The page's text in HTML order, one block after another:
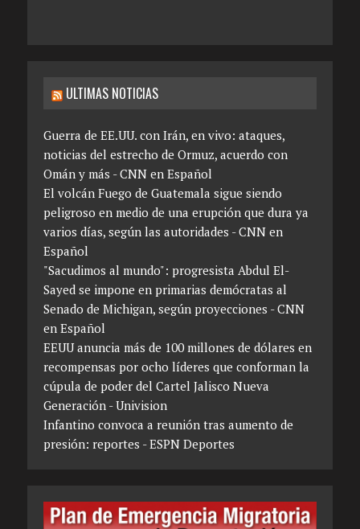
ULTIMAS NOTICIAS
Guerra de EE.UU. con Irán, en vivo: ataques,
noticias del estrecho de Ormuz, acuerdo con
Omán y más - CNN en Español
El volcán Fuego de Guatemala sigue siendo
peligroso en medio de una erupción que dura ya
varios días, según las autoridades - CNN en
Español
"Sacudimos al mundo": progresista Abdul El-
Sayed se impone en primarias demócratas al
Senado de Michigan, según proyecciones - CNN
en Español
EEUU anuncia más de 100 millones de dólares en
recompensas por ocho líderes que conforman la
cúpula de poder del Cartel Jalisco Nueva
Generación - Univision
Infantino convoca a reunión tras aumento de
presión: reportes - ESPN Deportes